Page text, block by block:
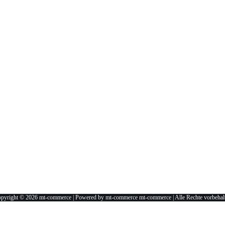
© 2026 mt-commerce | Powered by mt-commerce mt-commerce | Alle Rechte